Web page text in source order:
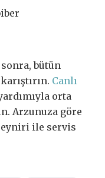
bütün
Canlı
orta
Arzunuza göre
ile servis